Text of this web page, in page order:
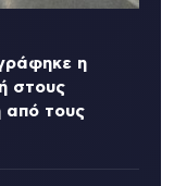
η
στους
από τους